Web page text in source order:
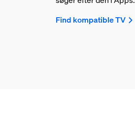
Find kompatible TV